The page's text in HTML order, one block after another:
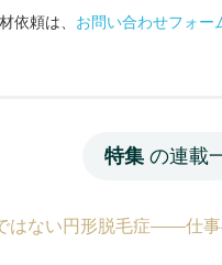
依頼は、 お問い合わせフォー
特集 の連載
はない円形脱毛症――仕